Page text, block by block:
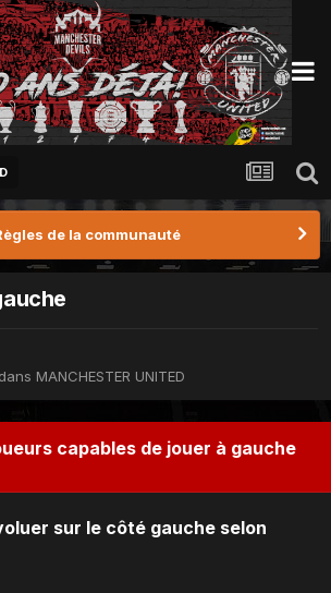
de la communauté
dans MANCHESTER UNITED
capables de jouer à gauche
sur le côté gauche selon